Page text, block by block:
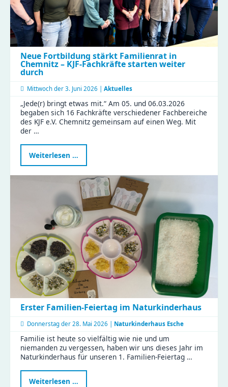
Neue Fortbildung stärkt Familienrat in
Chemnitz – KJF-Fachkräfte starten weiter
durch
Mittwoch der 3. Juni 2026 | Aktuelles
„Jede(r) bringt etwas mit.“ Am 05. und 06.03.2026
begaben sich 16 Fachkräfte verschiedener Fachbereiche
des KJF e.V. Chemnitz gemeinsam auf einen Weg. Mit
der …
Weiterlesen …
Fortbildung
stärkt
Familienrat
in
Chemnitz
–
KJF-
Fachkräfte
starten
weiter
durch
Erster Familien-Feiertag im Naturkinderhaus
Donnerstag der 28. Mai 2026 | Naturkinderhaus Esche
Familie ist heute so vielfältig wie nie und um
niemanden zu vergessen, haben wir uns dieses Jahr im
Naturkinderhaus für unseren 1. Familien-Feiertag …
Weiterlesen …